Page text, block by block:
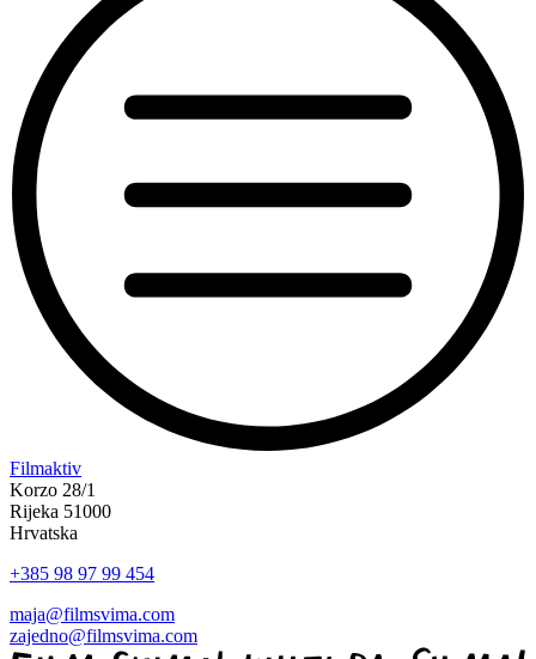
“Koke
svima
—
inkluzivna
svima
Kino
Mediteran
Filmaktiv
Korzo 28/1
Rijeka 51000
Hrvatska
+385 98 97 99 454
maja@filmsvima.com
zajedno@filmsvima.com